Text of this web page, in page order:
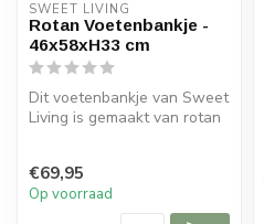
SWEET LIVING
Rotan Voetenbankje -
46x58xH33 cm
Dit voetenbankje van Sweet
Living is gemaakt van rotan
€69,95
Op voorraad